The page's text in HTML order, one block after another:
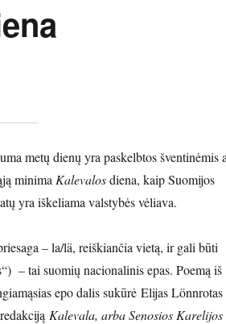
metų dienų yra paskelbtos šventinėmis
minima Kalevalosdiena, kaip Suomijos
yra iškeliama valstybės vėliava.
– la/lä, reiškiančia vietą, ir gali būti
– tai suomių nacionalinis epas. Poemą iš
epo dalis sukūrė Elijas Lönnrotas
Kalevala, arba Senosios Karelijos